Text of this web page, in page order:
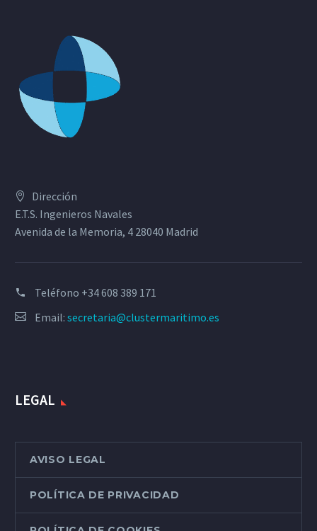
Dirección
E.T.S. Ingenieros Navales
Avenida de la Memoria, 4 28040 Madrid
Teléfono +34 608 389 171
Email: secretaria@clustermaritimo.es
LEGAL
AVISO LEGAL
POLÍTICA DE PRIVACIDAD